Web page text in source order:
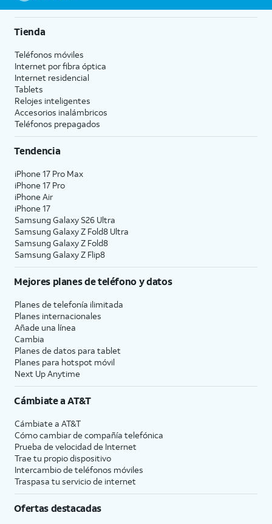
Tienda
Teléfonos móviles
Internet por fibra óptica
Internet residencial
Tablets
Relojes inteligentes
Accesorios inalámbricos
Teléfonos prepagados
Tendencia
iPhone 17 Pro Max
iPhone 17 Pro
iPhone Air
iPhone 17
Samsung Galaxy S26 Ultra
Samsung Galaxy Z Fold8 Ultra
Samsung Galaxy Z Fold8
Samsung Galaxy Z Flip8
Mejores planes de teléfono y datos
Planes de telefonía ilimitada
Planes internacionales
Añade una línea
Cambia
Planes de datos para tablet
Planes para hotspot móvil
Next Up Anytime
Cámbiate aAT&T
Cámbiate a AT&T
Cómo cambiar de compañía telefónica
Prueba de velocidad de Internet
Trae tu propio dispositivo
Intercambio de teléfonos móviles
Traspasa tu servicio de internet
Ofertas destacadas